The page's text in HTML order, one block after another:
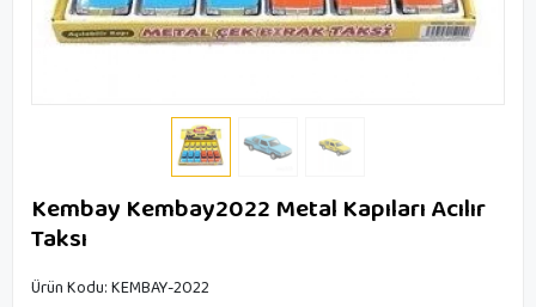
Kembay Kembay2022 Metal Kapıları Acılır
Taksı
Ürün Kodu:KEMBAY-2022